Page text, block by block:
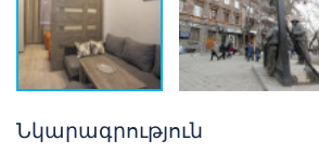
Նկարագրություն